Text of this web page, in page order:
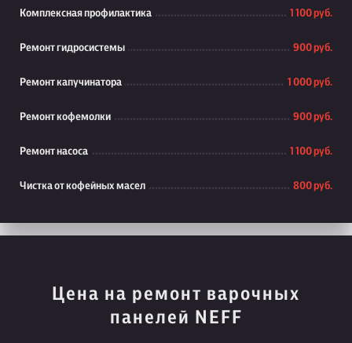
Комплексная профилактика 1 100 руб.
Ремонт гидросистемы 900 руб.
Ремонт капучинатора 1 000 руб.
Ремонт кофемолки 900 руб.
Ремонт насоса 1 100 руб.
Чистка от кофейных масел 800 руб.
Цена на ремонт варочных
панелей NEFF